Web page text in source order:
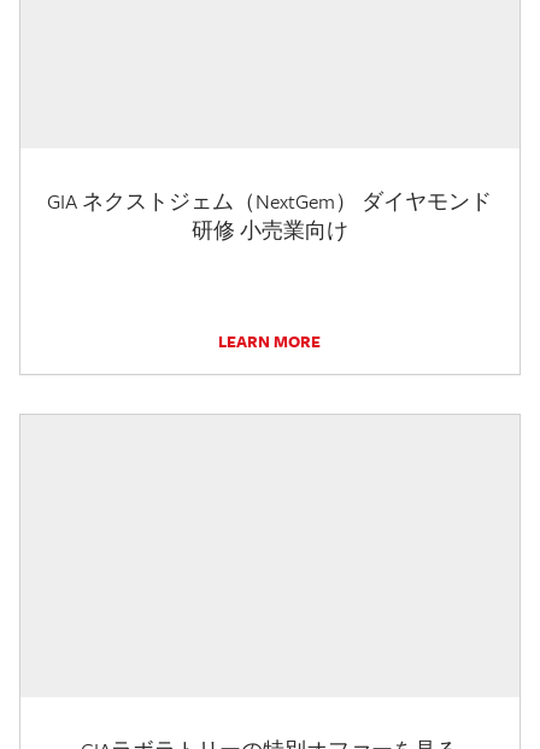
GIA ネクストジェム（NextGem） ダイヤモンド
研修 小売業向け
LEARN MORE